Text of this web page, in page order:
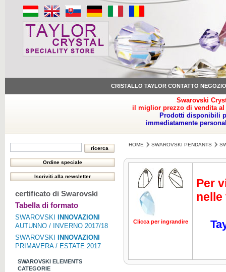
CRISTALLO TAYLOR CONTATTO NEGOZIO
Swarovski
il miglior prezzo di vendita
Prodotti disponibili
immediatamente
certificato di Swarovski
Tabella di formato
SWAROVSKI
INNOVAZIONI
AUTUNNO / INVERNO 2017/18
SWAROVSKI
INNOVAZIONI
PRIMAVERA / ESTATE 2017
SWAROVSKI ELEMENTS
CATEGORIE
HOME SWAROVSKI PENDANTS
Clicca per ingrandire Clicca per
Per
nelle